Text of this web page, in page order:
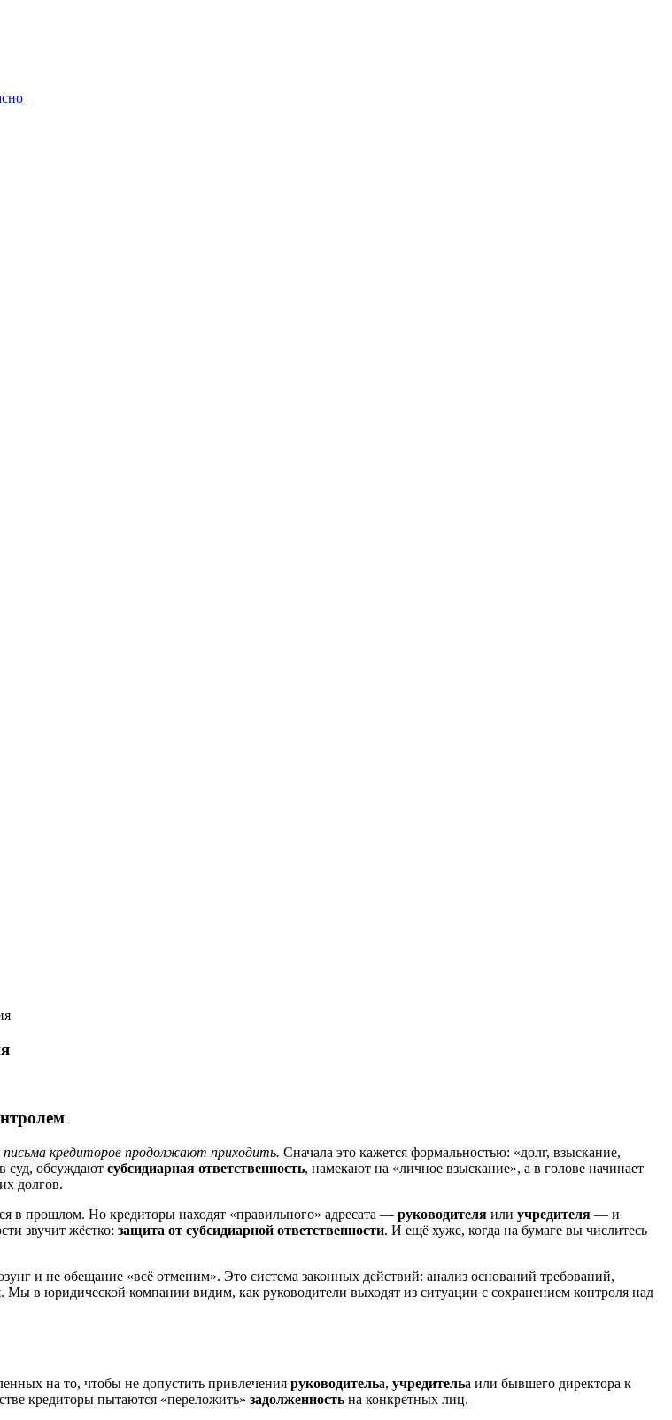
кредиторов продолжают приходить. Сначала это кажется формальностью: «долг, взыскание,
суд, обсуждают субсидиарная ответственность, намекают на «личное взыскание», а в голове начинает
долгов.
в прошлом. Но кредиторы находят «правильного» адресата — руководителя или учредителя — и
звучит жёстко: защита от субсидиарной ответственности. И ещё хуже, когда на бумаге вы числитесь
и не обещание «всё отменим». Это система законных действий: анализ оснований требований,
Мы в юридической компании видим, как руководители выходят из ситуации с сохранением контроля над
на то, чтобы не допустить привлечения руководительа, учредительа или бывшего директора к
кредиторы пытаются «переложить» задолженность на конкретных лиц.